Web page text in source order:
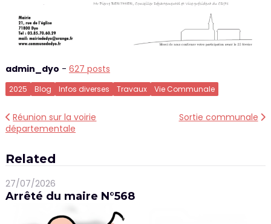
admin_dyo - 627 posts
2025 Blog Infos diverses Travaux Vie Communale
Navigation
de
l’article
Réunion sur la voirie
départementale
Sortie communale
Related
27/07/2026
Arrêté du maire N°568